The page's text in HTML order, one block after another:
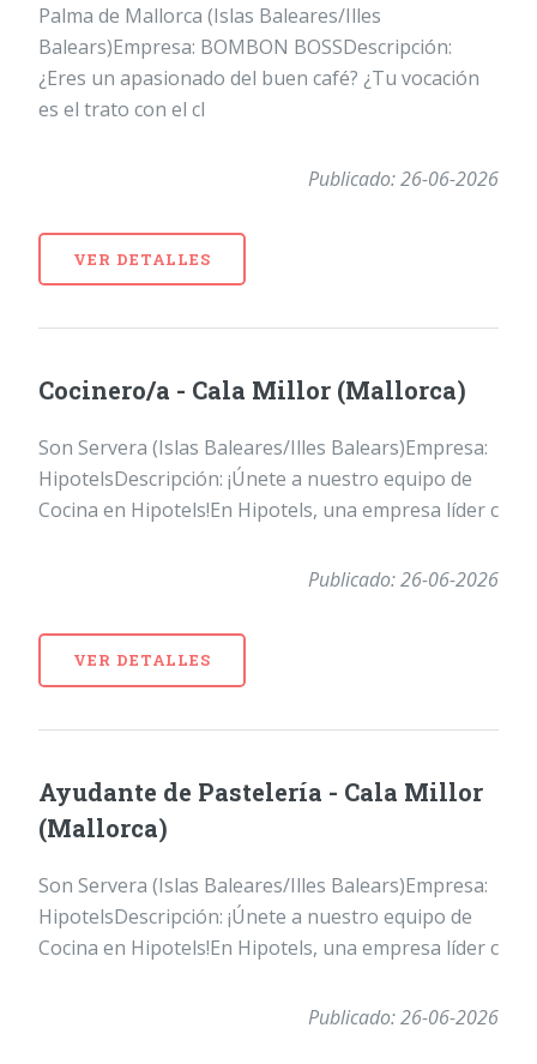
Palma de Mallorca (Islas Baleares/Illes
Balears)Empresa: BOMBON BOSSDescripción:
¿Eres un apasionado del buen café? ¿Tu vocación
es el trato con el cl
Publicado: 26-06-2026
VER DETALLES
Cocinero/a - Cala Millor (Mallorca)
Son Servera (Islas Baleares/Illes Balears)Empresa:
HipotelsDescripción: ¡Únete a nuestro equipo de
Cocina en Hipotels!En Hipotels, una empresa líder c
Publicado: 26-06-2026
VER DETALLES
Ayudante de Pastelería - Cala Millor
(Mallorca)
Son Servera (Islas Baleares/Illes Balears)Empresa:
HipotelsDescripción: ¡Únete a nuestro equipo de
Cocina en Hipotels!En Hipotels, una empresa líder c
Publicado: 26-06-2026